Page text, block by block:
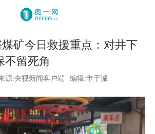
矿今日救援重点：对井下
不留死角
源:央视新闻客户端 编辑:申于诚